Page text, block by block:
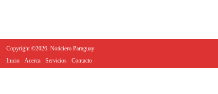
Copyright ©2026. Noticiero Paraguay
Inicio
Acerca Servicios Contacto